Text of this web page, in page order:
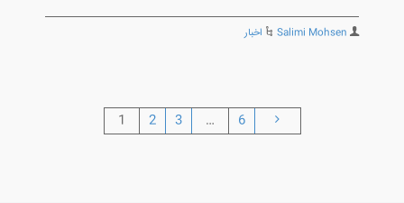
Salimi Mohsen اخبار
1 2 3 … 6